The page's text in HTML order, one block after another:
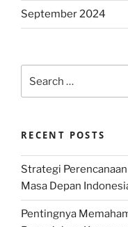
September 2024
for:
RECENT POSTS
Strategi
Masa Depan
Pentingnya